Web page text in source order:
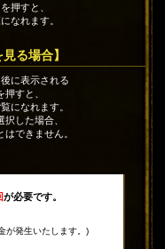
押すと、
なれます。
る場合】
に表示される
押すと、
になれます。
した場合、
できません。
が必要です。
が発生いたします。)